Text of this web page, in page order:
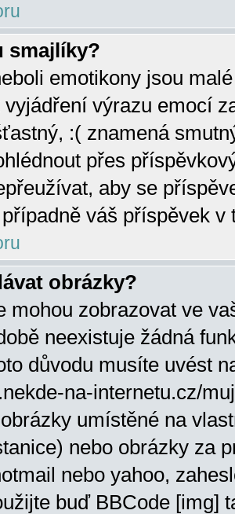
smajlíky?
emotikony jsou
výrazu emocí
:( znamená
přes
aby se
váš příspěvek v
obrázky?
mohou zobrazovat ve
neexistuje žádná
důvodu musíte uvést
na-internetu.cz/
umístěné na
nebo obrázky za
nebo yahoo,
buď BBCode [img]